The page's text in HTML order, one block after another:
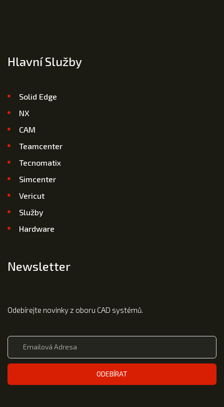
Hlavní Služby
Solid Edge
NX
CAM
Teamcenter
Tecnomatix
Simcenter
Vericut
Služby
Hardware
Newsletter
Odebírejte novinky z oboru CAD systémů.
ODEBÍRAT